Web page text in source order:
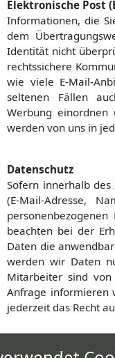
Elektronische Post
Informationen, die
dem
Identität nicht
rechtssichere
wie viele E-Mail-
seltenen Fällen
Werbung einordnen
werden von uns in
Datenschutz
Sofern innerhalb
(E-Mail-Adresse,
beachten bei der
Daten die
werden wir Daten
Mitarbeiter sind
Anfrage informieren
jederzeit das Recht
Eine ausführliche